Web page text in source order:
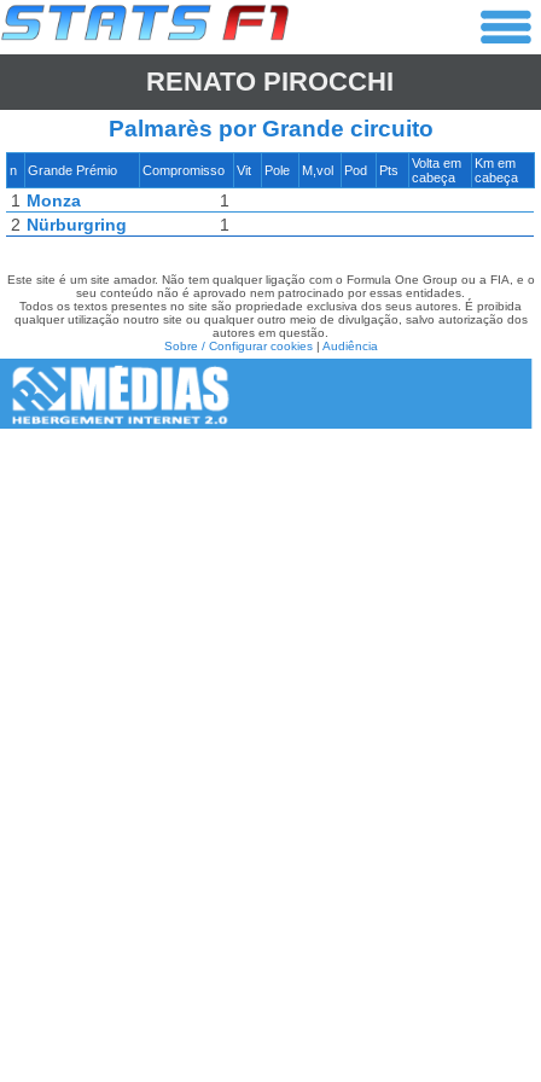
RENATO PIROCCHI
Palmarès por Grande circuito
n Grande Prémio Compromisso Vit Pole M,vol Pod Pts
Volta em
cabeça
Km em
cabeça
1 Monza
1
2 Nürburgring 1
Este site é um site amador. Não tem qualquer ligação com o Formula One Group ou a FIA, e o
seu conteúdo não é aprovado nem patrocinado por essas entidades.
Todos os textos presentes no site são propriedade exclusiva dos seus autores. É proibida
qualquer utilização noutro site ou qualquer outro meio de divulgação, salvo autorização dos
autores em questão.
Sobre / Configurar cookies| Audiência